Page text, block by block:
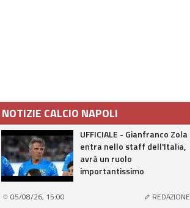
NOTIZIE CALCIO NAPOLI
UFFICIALE - Gianfranco Zola
entra nello staff dell'Italia,
avrà un ruolo
importantissimo
05/08/26, 15:00 REDAZIONE